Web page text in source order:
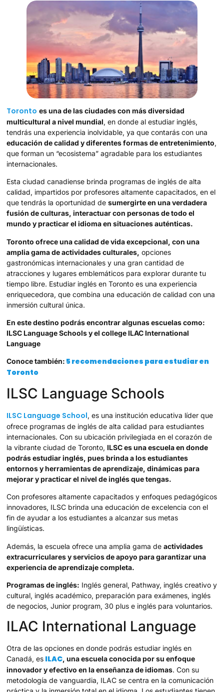
Toronto es una de las ciudades con más diversidad
multicultural a nivel mundial, en donde al estudiar inglés,
tendrás una experiencia inolvidable, ya que contarás con una
educación de calidad y diferentes formas de entretenimiento,
que forman un “ecosistema” agradable para los estudiantes
internacionales.
Esta ciudad canadiense brinda programas de inglés de alta
calidad, impartidos por profesores altamente capacitados, en el
que tendrás la oportunidad desumergirte en una verdadera
fusión de culturas, interactuar con personas de todo el
mundo y practicar el idioma en situaciones auténticas.
Toronto ofrece una calidad de vida excepcional, con una
amplia gama de actividades culturales, opciones
gastronómicas internacionales y una gran cantidad de
atracciones y lugares emblemáticos para explorar durante tu
tiempo libre. Estudiar inglés en Toronto es una experiencia
enriquecedora, que combina una educación de calidad con una
inmersión cultural única.
En este destino podrás encontrar algunas escuelas como:
ILSC Language Schools y el college ILAC International
Language
Conoce también: 5 recomendaciones para estudiar en
Toronto
ILSC Language Schools
ILSC Language School, es una institución educativa líder que
ofrece programas de inglés de alta calidad para estudiantes
internacionales. Con su ubicación privilegiada en el corazón de
la vibrante ciudad de Toronto, ILSC es una escuela en donde
podrás estudiar inglés, pues brinda a los estudiantes
entornos y herramientas de aprendizaje, dinámicas para
mejorar y practicar el nivel de inglés que tengas.
Con profesores altamente capacitados y enfoques pedagógicos
innovadores, ILSC brinda una educación de excelencia con el
fin de ayudar a los estudiantes a alcanzar sus metas
lingüísticas.
Además, la escuela ofrece una amplia gama deactividades
extracurriculares y servicios de apoyo para garantizar una
experiencia de aprendizaje completa.
Programas de inglés: Inglés general, Pathway, inglés creativo y
cultural, inglés académico, preparación para exámenes, inglés
de negocios, Junior program, 30 plus e inglés para voluntarios.
ILAC International Language
Otra de las opciones en donde podrás estudiar inglés en
Canadá, es ILAC, una escuela conocida por su enfoque
innovador y efectivo en la enseñanza de idiomas. Con su
metodología de vanguardia, ILAC se centra en la comunicación